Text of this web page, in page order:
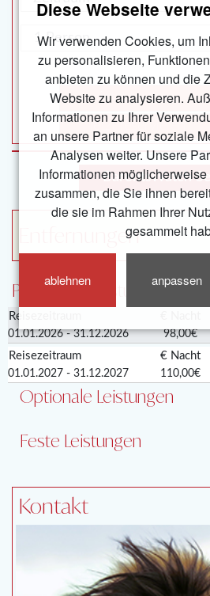
Diese Webseite
Wir verwenden Cookies, um
zu personalisieren,
anbieten zu können und die
Website zu analysieren.
Informationen zu Ihrer
an unsere Partner für soziale
Analysen weiter. Unsere
Informationen
zusammen, die Sie ihnen
die sie im Rahmen Ihrer
gesammelt
ablehnen anpassen
jetzt buchen
jetzt reservieren
BarentsWatch
Entfernungen
Preise und Leistungen
Reisezeitraum
01.01.2026 - 31.12.2026 98,00€
Reisezeitraum € Nacht
01.01.2027 - 31.12.2027 110,00€
Optionale Leistungen
Feste Leistungen
Kontakt